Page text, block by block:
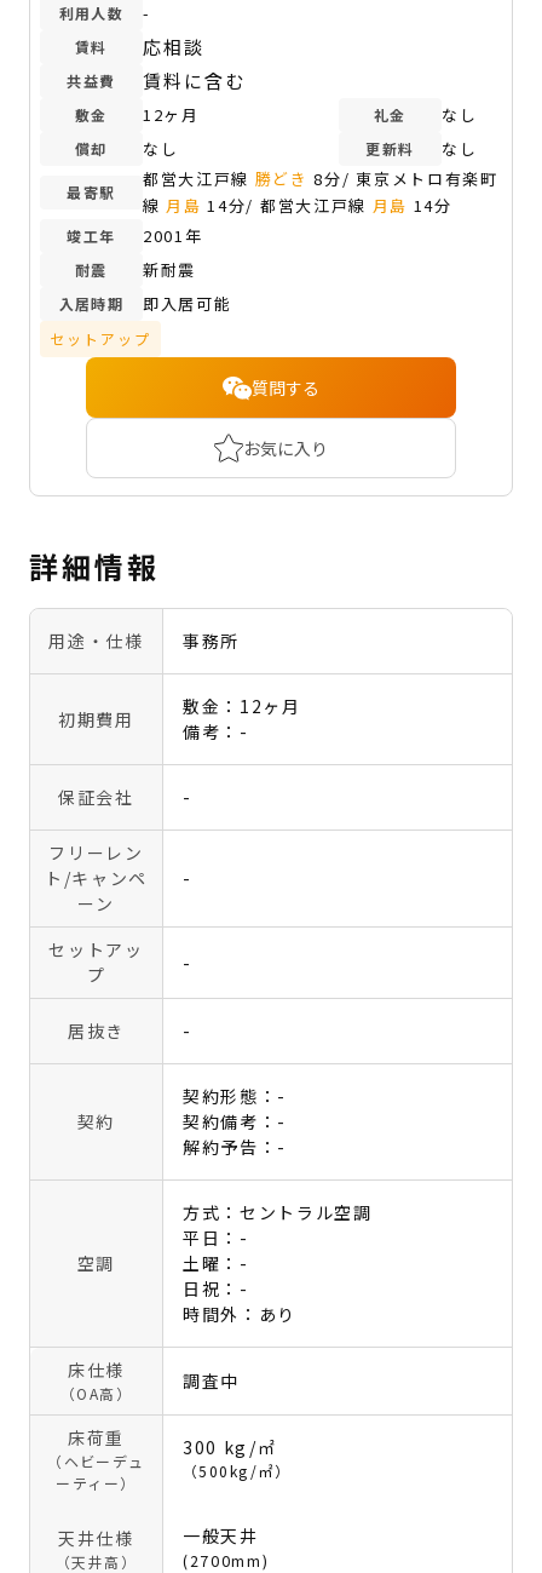
利用人数 -
賃料 応相談
共益費 賃料に含む
敷金 12ヶ月 礼金 なし
償却 なし 更新料 なし
最寄駅
都営大江戸線 勝どき 8分/ 東京メトロ有楽町
線 月島 14分/ 都営大江戸線 月島 14分
竣工年 2001年
耐震 新耐震
入居時期 即入居可能
セットアップ
質問する
お気に入り
詳細情報
用途・仕様 事務所
初期費用
敷金：12ヶ月
備考：-
保証会社 -
フリーレン
ト /キャンペ
ーン
-
セットアッ
プ
-
居抜き -
契約
契約形態：-
契約備考：-
解約予告：-
空調
方式：セントラル空調
平日：-
土曜：-
日祝：-
時間外：あり
床仕様
（OA高）
調査中
床荷重
（ヘビーデュ
ーティー）
300 kg/㎡
（500kg/㎡）
天井仕様
（天井高）
一般天井
(2700mm)